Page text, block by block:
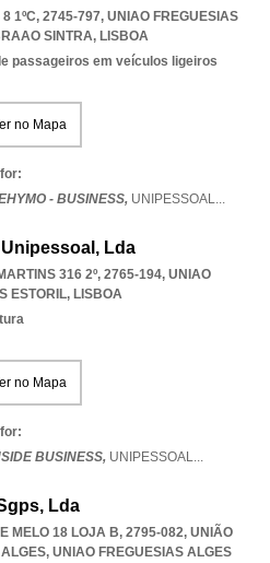
1ºC, 2745-797, UNIAO FREGUESIAS
SINTRA, LISBOA
passageiros em veículos ligeiros
no Mapa
- BUSINESS, UNIPESSOAL...
Lda
316 2º, 2765-194, UNIAO
ESTORIL, LISBOA
no Mapa
BUSINESS, UNIPESSOAL...
Lda
MELO 18 LOJA B, 2795-082, UNIÃO
, UNIAO FREGUESIAS ALGES